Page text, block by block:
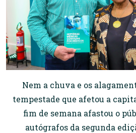
Nem a chuva e os
tempestade que afetou a
fim de semana afastou o
autógrafos da segunda